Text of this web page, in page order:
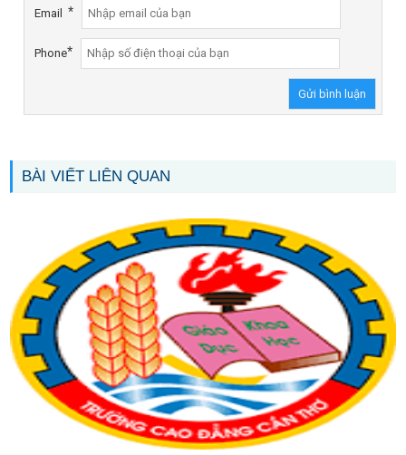
Email *
Phone*
BÀI VIẾT LIÊN QUAN